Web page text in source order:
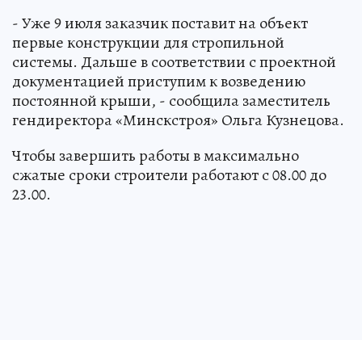
- Уже 9 июля заказчик поставит на объект
первые конструкции для стропильной
системы. Дальше в соответствии с проектной
документацией приступим к возведению
постоянной крыши, - сообщила заместитель
гендиректора «Минскстроя» Ольга Кузнецова.
Чтобы завершить работы в максимально
сжатые сроки строители работают с 08.00 до
23.00.